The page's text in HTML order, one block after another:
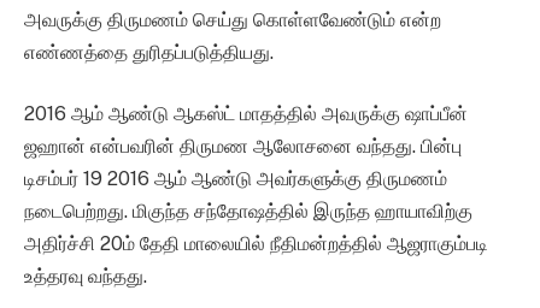
அவருக்கு திருமணம் செய்து கொள்ளவேண்டும் என்ற
எண்ணத்தை துரிதப்படுத்தியது.
2016 ஆம் ஆண்டு ஆகஸ்ட் மாதத்தில் அவருக்கு ஷாப்பீன்
ஜஹான் என்பவரின் திருமண ஆலோசனை வந்தது. பின்பு
டிசம்பர் 19 2016 ஆம் ஆண்டு அவர்களுக்கு திருமணம்
நடைபெற்றது. மிகுந்த சந்தோஷத்தில் இருந்த ஹாயாவிற்கு
அதிர்ச்சி 20ம் தேதி மாலையில் நீதிமன்றத்தில் ஆஜராகும்படி
உத்தரவு வந்தது.